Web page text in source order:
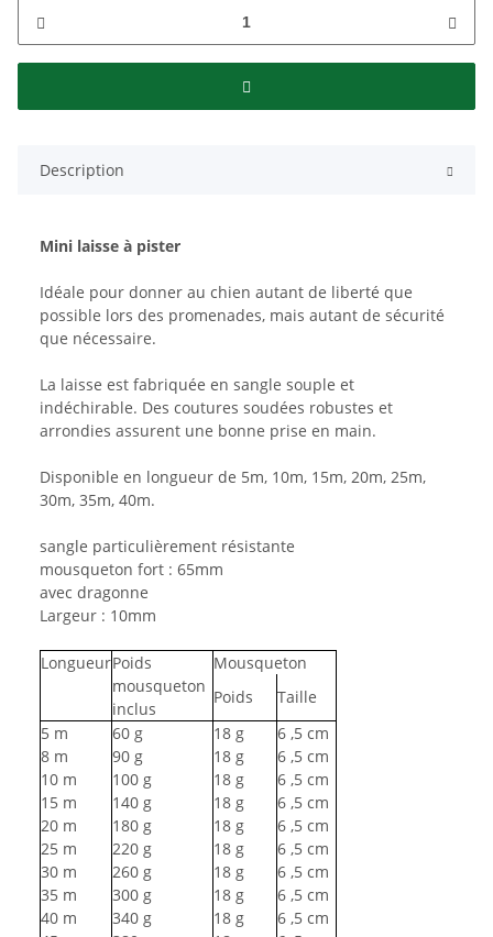
Description
Mini laisse à pister
Idéale pour donner au chien autant de liberté que
possible lors des promenades, mais autant de sécurité
que nécessaire.
La laisse est fabriquée en sangle souple et
indéchirable. Des coutures soudées robustes et
arrondies assurent une bonne prise en main.
Disponible en longueur de 5m, 10m, 15m, 20m, 25m,
30m, 35m, 40m.
sangle particulièrement résistante
mousqueton fort : 65mm
avec dragonne
Largeur : 10mm
LongueurPoids
Mousqueton
mousqueton
inclus
Poids
Taille
5 m 60 g 18 g 6 ,5 cm
8 m 90 g 18 g 6 ,5 cm
10 m 100 g 18 g 6 ,5 cm
15 m 140 g 18 g 6 ,5 cm
20 m 180 g 18 g 6 ,5 cm
25 m 220 g 18 g 6 ,5 cm
30 m 260 g 18 g 6 ,5 cm
35 m 300 g 18 g 6 ,5 cm
40 m 340 g 18 g 6 ,5 cm